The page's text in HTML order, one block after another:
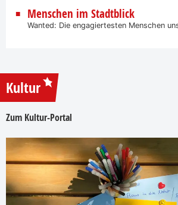
Menschen im Stadtblick
Wanted: Die engagiertesten Menschen
Kultur
Zum Kultur-Portal